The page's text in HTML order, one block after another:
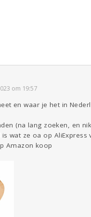
Aangeboden
om 19:57
en waar je het in
(na lang zoeken, en
wat ze oa op
Amazon koop